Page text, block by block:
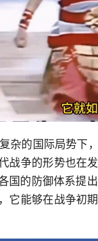
杂的国际局势下
战争的形势也在
国的防御体系提
它能够在战争初